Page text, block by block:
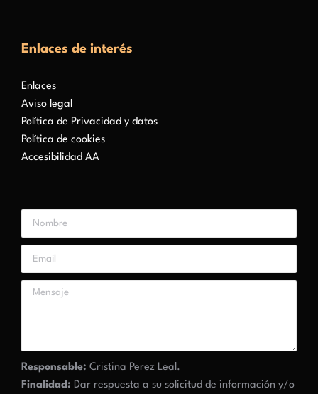
Enlaces de interés
Enlaces
Aviso legal
Política de Privacidad y datos
Política de cookies
Accesibilidad AA
Responsable: Cristina Perez Leal.
Finalidad: Dar respuesta a su solicitud de información y/o